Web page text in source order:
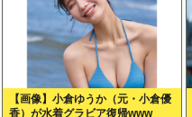
【画像】小倉ゆうか（元・小倉優
香）が水着グラビア復帰www